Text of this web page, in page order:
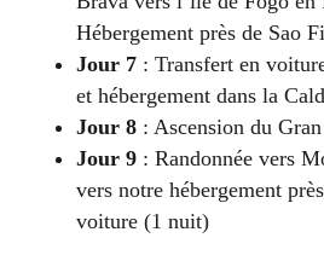
Hébergement près de Sao
Jour 7: Transfert en
et hébergement dans la
Jour 8 : Ascension du
Jour 9: Randonnée vers
vers notre hébergement
voiture (1 nuit)